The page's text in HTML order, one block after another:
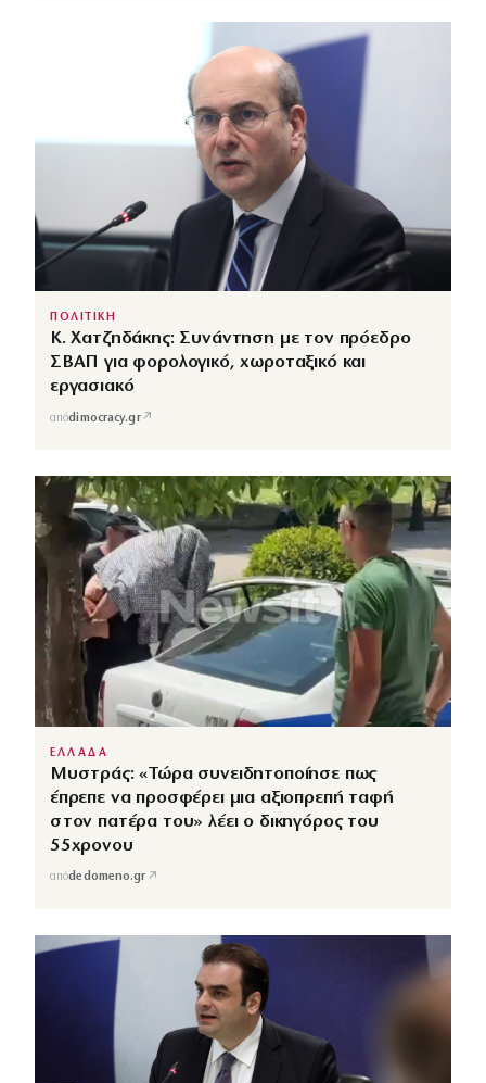
ΠΟΛΙΤΙΚΗ
Κ. Χατζηδάκης: Συνάντηση με τον πρόεδρο
ΣΒΑΠ για φορολογικό, χωροταξικό και
εργασιακό
απόdimocracy.gr↗
ΕΛΛΑΔΑ
Μυστράς: «Τώρα συνειδητοποίησε πως
έπρεπε να προσφέρει μια αξιοπρεπή ταφή
στον πατέρα του» λέει ο δικηγόρος του
55χρονου
απόdedomeno.gr ↗